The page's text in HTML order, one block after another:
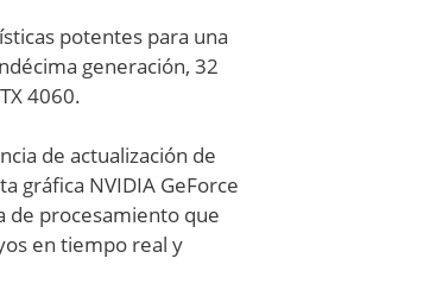
potentes para una
generación, 32
4060.
de actualización de
gráfica NVIDIA GeForce
de procesamiento que
en tiempo real y